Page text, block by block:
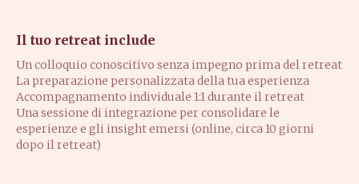
Il tuo retreat include
Un colloquio conoscitivo senza impegno prima del retreat
La preparazione personalizzata della tua esperienza
Accompagnamento individuale 1:1 durante il retreat
Una sessione di integrazione per consolidare le
esperienze e gli insight emersi (online, circa 10 giorni
dopo il retreat)